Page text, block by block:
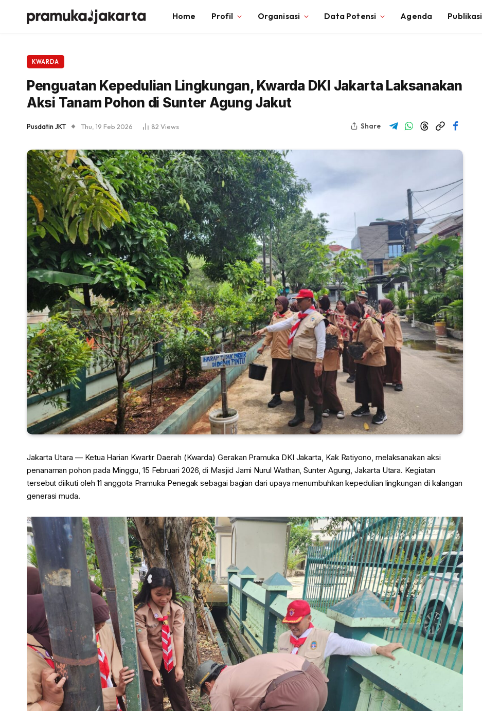
Home Profil Organisasi Data Potensi Agenda Publikasi
KWARDA
Penguatan Kepedulian Lingkungan, Kwarda DKI Jakarta Laksanakan
Aksi Tanam Pohon di Sunter Agung Jakut
Pusdatin JKT Thu, 19 Feb 2026 82 Views Share
Jakarta Utara — Ketua Harian Kwartir Daerah (Kwarda) Gerakan Pramuka DKI Jakarta, Kak Ratiyono, melaksanakan aksi
penanaman pohon pada Minggu, 15 Februari 2026, di Masjid Jami Nurul Wathan, Sunter Agung, Jakarta Utara. Kegiatan
tersebut diikuti oleh 11 anggota Pramuka Penegak sebagai bagian dari upaya menumbuhkan kepedulian lingkungan di kalangan
generasi muda.